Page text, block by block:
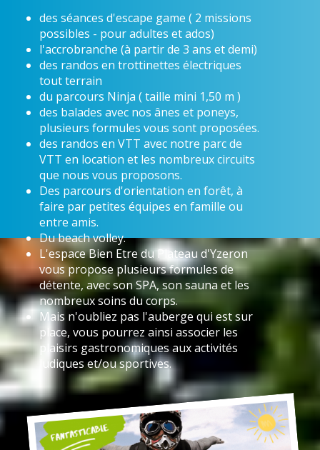
des séances d'escape game ( 2 missions
possibles - pour adultes et ados)
l'accrobranche (à partir de 3 ans et demi)
des randos en trottinettes électriques
tout terrain
du parcours Ninja ( taille mini 1,50 m )
des balades avec nos ânes et poneys,
plusieurs formules vous sont proposées.
des randos en VTT avec notre parc de
VTT en location et les nombreux circuits
que nous vous proposons.
Des parcours d'orientation en forêt, à
faire par petites équipes en famille ou
entre amis.
Du beach volley.
L'espace Bien Etre du Plateau d'Yzeron
vous propose plusieurs formules de
détente, avec son SPA, son sauna et les
nombreux soins du corps.
Mais n'oubliez pas l'auberge qui est sur
place, vous pourrez ainsi associer les
plaisirs gastronomiques aux activités
ludiques et/ou sportives.